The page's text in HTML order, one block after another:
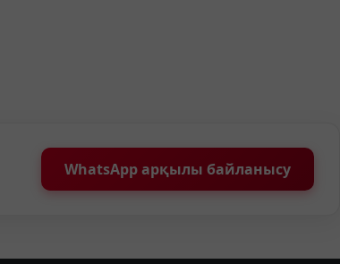
WhatsApp арқылы байланысу